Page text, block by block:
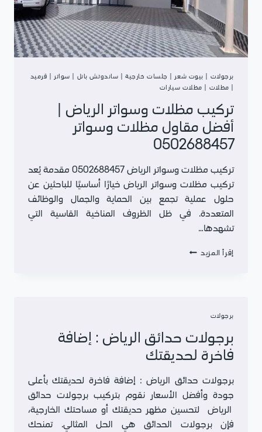
برجولات بيوت شعر جلسات خارجية| ساندوتش بانل سواتر
قرميد
مظلات مظلات سيارات
تركيب مظلات وسواتر الرياض |
أفضل مقاول مظلات وسواتر
0502688457
تركيب مظلات وسواتر الرياض 0502688457 مقدمة يُعد
تركيب مظلات وسواتر الرياض خيارًا أساسيًا للباحثين عن
حلول عملية تجمع بين الحماية والجمال والوظائف
المتعددة. في ظل الظروف المناخية القاسية التي
تشهدها…
إقرأ المزيد تركيب
وسواتر
0502688457
برجولات
برجولات حدائق الرياض : إضافة
فاخرة لحديقتك
برجولات حدائق الرياض : إضافة فاخرة لحديقتك بأعلى
جودة وأفضل الأسعار نقوم بتركيب برجولات حدائق
الرياض لتحسين مظهر حديقتك أو مساحتك الخارجية،
فإن برجولات الحدائق هي الحل المثالي. تمنحك